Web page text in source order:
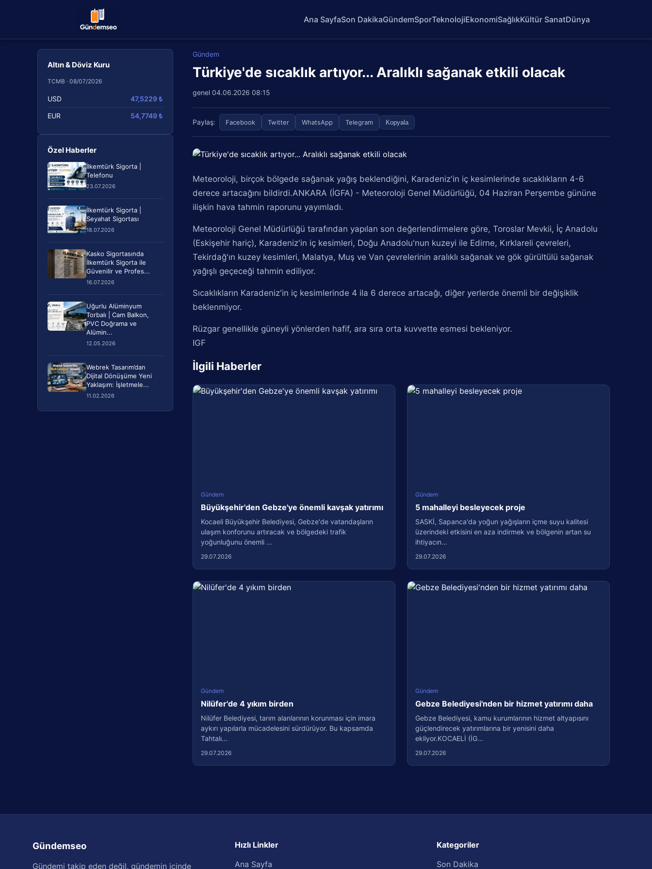
Ana SayfaSon DakikaGündemSporTeknolojiEkonomiSağlıkKültür SanatDünya
Altın & Döviz Kuru
TCMB · 08/07/2026
USD 47,5229 ₺
EUR 54,7749 ₺
Özel Haberler
İlkemtürk Sigorta |
Telefonu
23.07.2026
İlkemtürk Sigorta |
Seyahat Sigortası
18.07.2026
Kasko Sigortasında
İlkemtürk Sigorta ile
Güvenilir ve Profes...
16.07.2026
Uğurlu Alüminyum
Torbalı | Cam Balkon,
PVC Doğrama ve
Alümin...
12.05.2026
Webrek Tasarım’dan
Dijital Dönüşüme Yeni
Yaklaşım: İşletmele...
11.02.2026
Gündem
Türkiye'de sıcaklık artıyor... Aralıklı sağanak etkili olacak
genel 04.06.2026 08:15
Paylaş: Facebook Twitter WhatsApp Telegram Kopyala
Meteoroloji, birçok bölgede sağanak yağış beklendiğini, Karadeniz'in iç kesimlerinde sıcaklıkların 4-6
derece artacağını bildirdi.ANKARA (İGFA) - Meteoroloji Genel Müdürlüğü, 04 Haziran Perşembe gününe
ilişkin hava tahmin raporunu yayımladı.
Meteoroloji Genel Müdürlüğü tarafından yapılan son değerlendirmelere göre, Toroslar Mevkii, İç Anadolu
(Eskişehir hariç), Karadeniz'in iç kesimleri, Doğu Anadolu'nun kuzeyi ile Edirne, Kırklareli çevreleri,
Tekirdağ'ın kuzey kesimleri, Malatya, Muş ve Van çevrelerinin aralıklı sağanak ve gök gürültülü sağanak
yağışlı geçeceği tahmin ediliyor.
Sıcaklıkların Karadeniz'in iç kesimlerinde 4 ila 6 derece artacağı, diğer yerlerde önemli bir değişiklik
beklenmiyor.
Rüzgar genellikle güneyli yönlerden hafif, ara sıra orta kuvvette esmesi bekleniyor.
IGF
İlgili Haberler
Gündem
Büyükşehir'den Gebze'ye önemli kavşak yatırımı
Kocaeli Büyükşehir Belediyesi, Gebze'de vatandaşların
ulaşım konforunu artıracak ve bölgedeki trafik
yoğunluğunu önemli ...
29.07.2026
Gündem
5 mahalleyi besleyecek proje
SASKİ, Sapanca'da yoğun yağışların içme suyu kalitesi
üzerindeki etkisini en aza indirmek ve bölgenin artan su
ihtiyacın...
29.07.2026
Gündem
Nilüfer'de 4 yıkım birden
Nilüfer Belediyesi, tarım alanlarının korunması için imara
aykırı yapılarla mücadelesini sürdürüyor. Bu kapsamda
Tahtalı...
29.07.2026
Gündem
Gebze Belediyesi'nden bir hizmet yatırımı daha
Gebze Belediyesi, kamu kurumlarının hizmet altyapısını
güçlendirecek yatırımlarına bir yenisini daha
ekliyor.KOCAELİ (İG...
29.07.2026
Gündemseo
Gündemi takip eden değil, gündemin içinde
Hızlı Linkler
Ana Sayfa
Kategoriler
Son Dakika